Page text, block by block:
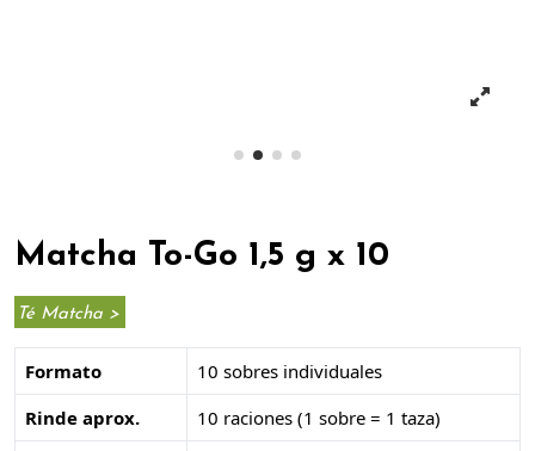
Matcha To-Go 1,5 g x 10
Té Matcha >
Formato
10 sobres individuales
Rinde aprox.
10 raciones (1 sobre = 1 taza)